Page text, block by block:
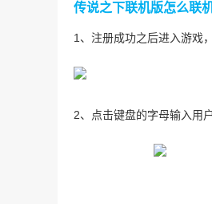
传说之下联机版怎么联
1、注册成功之后进入游戏
2、点击键盘的字母输入用户